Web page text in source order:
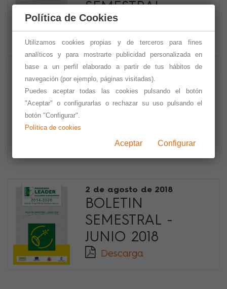
SEMESTRAL -
JUNIO 2019
Descarga
4 de septiembre de 2019
BOLETIN
Descarga
2 de agosto de 2018
BOLETIN
SEMESTRAL -
JUNIO 2018
Descarga
Política de Cookies
Utilizamos cookies propias y de terceros para fines
analíticos y para mostrarte publicidad personalizada en
base a un perfil elaborado a partir de tus hábitos de
navegación (por ejemplo, páginas visitadas).
Puedes aceptar todas las cookies pulsando el botón
"Aceptar" o configurarlas o rechazar su uso pulsando el
botón "Configurar".
Política de cookies
Aceptar Configurar